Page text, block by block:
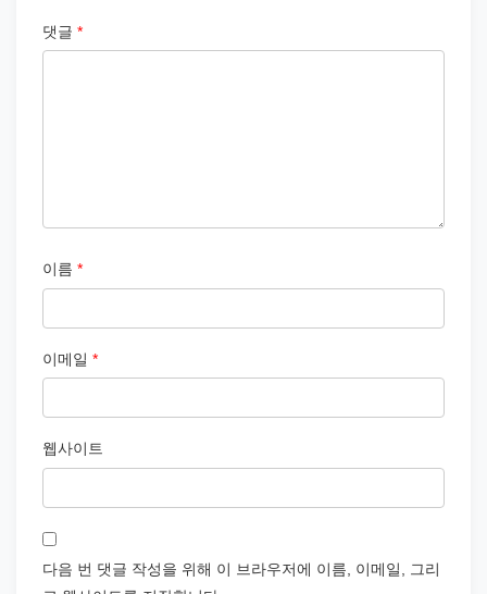
댓글 *
이름 *
이메일 *
웹사이트
다음 번 댓글 작성을 위해 이 브라우저에 이름, 이메일, 그리